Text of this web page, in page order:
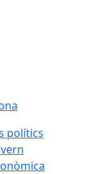
polítics